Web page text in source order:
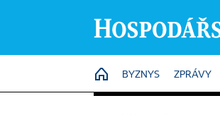
HOME
BYZNYS ZPRÁVY